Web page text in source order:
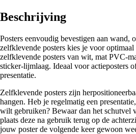
Beschrijving
Posters eenvoudig bevestigen aan wand,
zelfklevende posters kies je voor
zelfklevende posters van wit, mat PVC-
sticker-lijmlaag. Ideaal voor actieposters
presentatie.
Zelfklevende posters zijn
hangen. Heb je regelmatig een
wilt gebruiken? Bewaar dan het schutvel
plaats deze na gebruik terug op de
jouw poster de volgende keer gewoon